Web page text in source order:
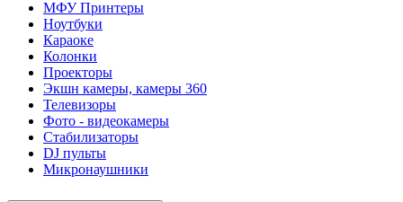
МФУ Принтеры
Ноутбуки
Караоке
Колонки
Проекторы
Экшн камеры, камеры 360
Телевизоры
Фото - видеокамеры
Стабилизаторы
DJ пульты
Микронаушники